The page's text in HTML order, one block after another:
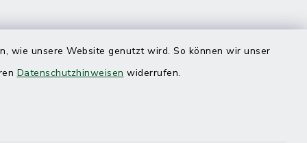
wie unsere Website genutzt wird. So können wir unser
Datenschutzhinweisen widerrufen.